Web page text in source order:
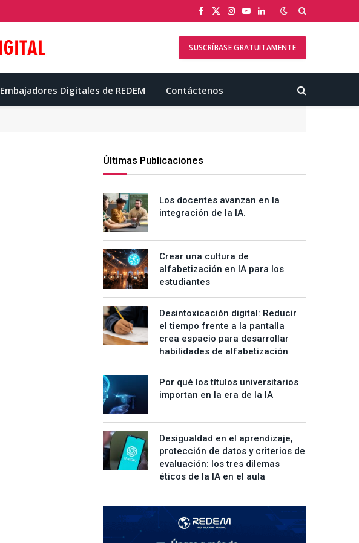
Facebook
X
Instagram
YouTube
LinkedIn
SUSCRÍBASE GRATUITAMENTE
Embajadores Digitales de REDEM Contáctenos
Últimas Publicaciones
Los docentes avanzan en la
integración de la IA.
Crear una cultura de
alfabetización en IA para los
estudiantes
Desintoxicación digital: Reducir
el tiempo frente a la pantalla
crea espacio para desarrollar
habilidades de alfabetización
Por qué los títulos universitarios
importan en la era de la IA
Desigualdad en el aprendizaje,
protección de datos y criterios de
evaluación: los tres dilemas
éticos de la IA en el aula